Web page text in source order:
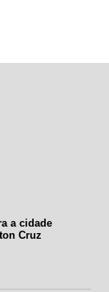
a cidade
Cruz